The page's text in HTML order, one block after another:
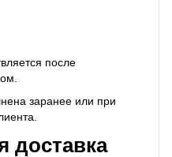
после
заранее или при
доставка